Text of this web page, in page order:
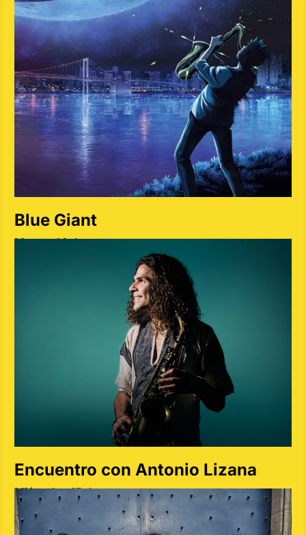
Blue Giant
Martes 14 de mayo
Encuentro con Antonio Lizana
Miércoles 15 de mayo